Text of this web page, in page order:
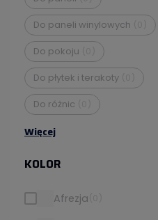
Do paneli winylowych
Do pokoju
Do płytek i terakoty
Do różnic
Więcej
KOLOR
Afrezja